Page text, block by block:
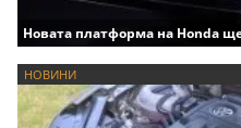
Новата платформа на Honda
НОВИНИ